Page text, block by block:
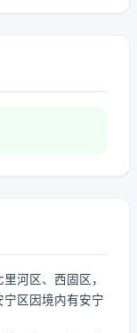
河区、西固区，
区因境内有安宁